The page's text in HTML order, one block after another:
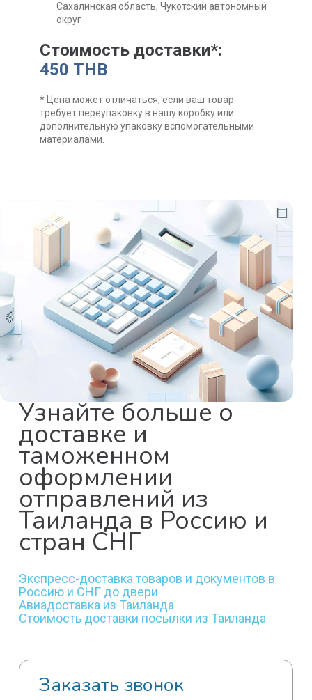
Сахалинская область, Чукотский автономный
округ
Стоимость доставки*:
450 THB
* Цена может отличаться, если ваш товар
требует переупаковку в нашу коробку или
дополнительную упаковку вспомогательными
материалами.
Узнайте больше о
доставке и
таможенном
оформлении
отправлений из
Таиланда в Россию и
стран СНГ
Экспресс-доставка товаров и документов в
Россию и СНГ до двери
Авиадоставка из Таиланда
Стоимость доставки посылки из Таиланда
Заказать звонок